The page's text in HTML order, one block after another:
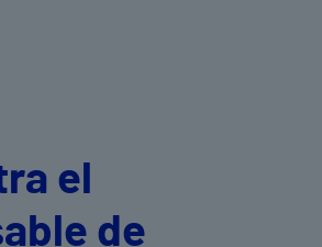
el
de